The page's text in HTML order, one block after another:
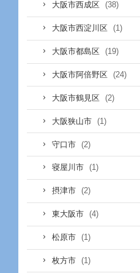
大阪市西成区 (38)
大阪市西淀川区 (1)
大阪市都島区 (19)
大阪市阿倍野区 (24)
大阪市鶴見区 (2)
大阪狭山市 (1)
守口市 (2)
寝屋川市 (1)
摂津市 (2)
東大阪市 (4)
松原市 (1)
枚方市 (1)